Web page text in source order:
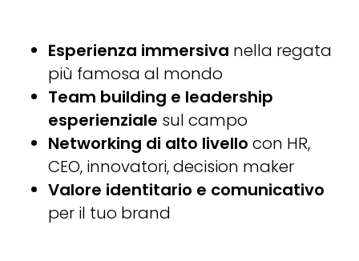
Esperienza immersiva nella regata
più famosa al mondo
Team building e leadership
esperienziale sul campo
Networking di alto livello con HR,
CEO, innovatori, decision maker
Valore identitario e comunicativo
per il tuo brand